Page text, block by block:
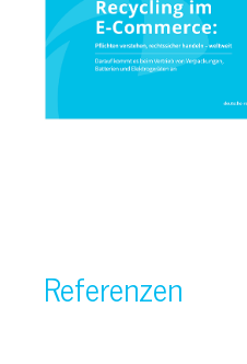
Referenzen